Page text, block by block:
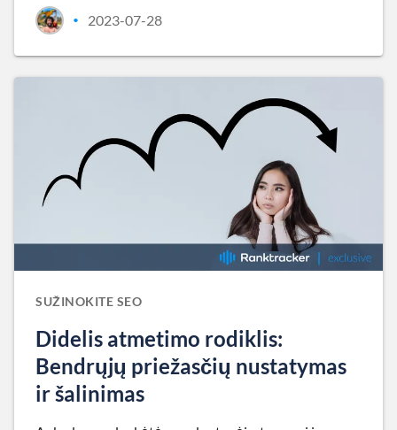
• 2023-07-28
SUŽINOKITE SEO
Didelis atmetimo rodiklis:
Bendrųjų priežasčių nustatymas
ir šalinimas